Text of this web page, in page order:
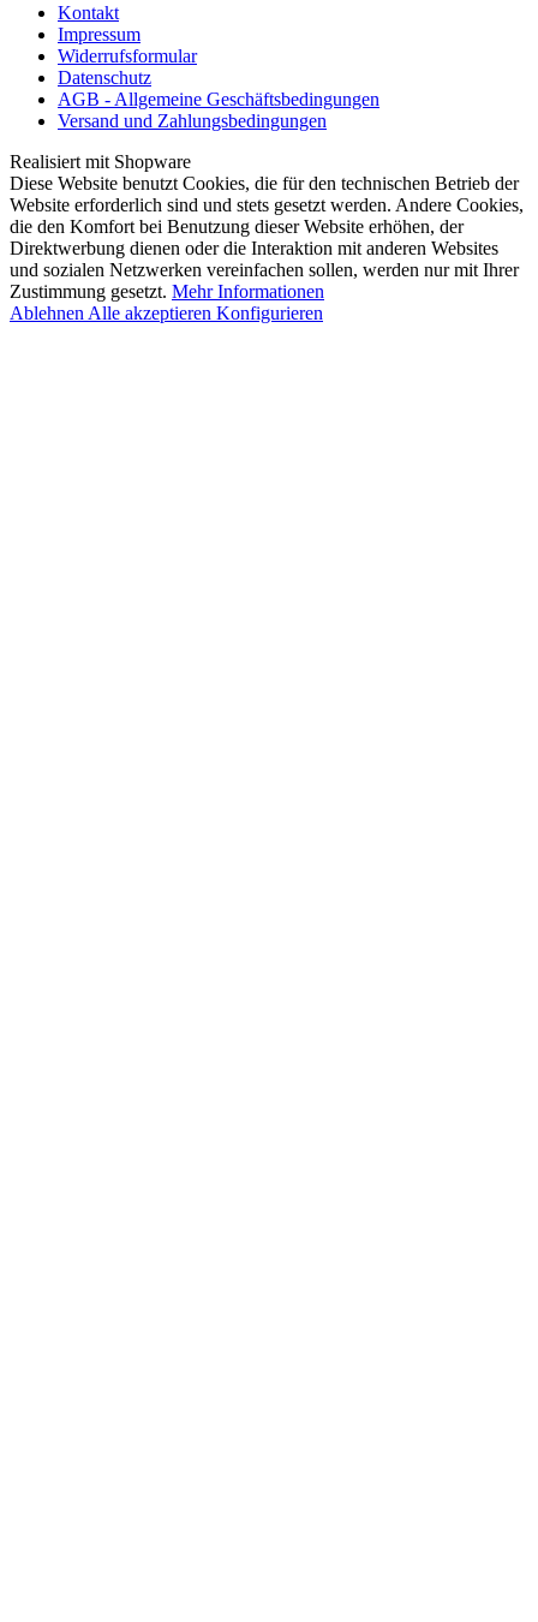
Kontakt
Impressum
Widerrufsformular
Datenschutz
AGB - Allgemeine Geschäftsbedingungen
Versand und Zahlungsbedingungen
Realisiert mit Shopware
Diese Website benutzt Cookies, die für den technischen Betrieb der
Website erforderlich sind und stets gesetzt werden. Andere Cookies,
die den Komfort bei Benutzung dieser Website erhöhen, der
Direktwerbung dienen oder die Interaktion mit anderen Websites
und sozialen Netzwerken vereinfachen sollen, werden nur mit Ihrer
Zustimmung gesetzt. Mehr Informationen
Ablehnen Alle akzeptieren Konfigurieren